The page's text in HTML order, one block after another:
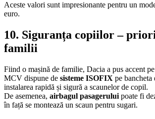
Aceste valori sunt impresionante pentru un
euro.
10. Siguranța copiilor –
familii
Fiind o mașină de familie, Dacia a pus accent
MCV dispune de sisteme ISOFIX pe bancheta
instalarea rapidă și sigură a scaunelor de copil.
De asemenea, airbagul pasagerului poate fi
în față se montează un scaun pentru sugari.